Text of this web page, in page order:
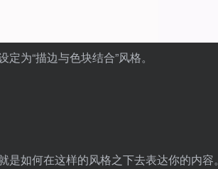
为“描边与色块结合”风格。
如何在这样的风格之下去表达你的内容。